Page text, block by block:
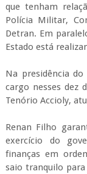
que tenham
Polícia Militar,
Detran. Em
Estado está
Na presidência
cargo nesses dez
Tenório Accioly,
Renan Filho
exercício do
finanças em
saio tranquilo para